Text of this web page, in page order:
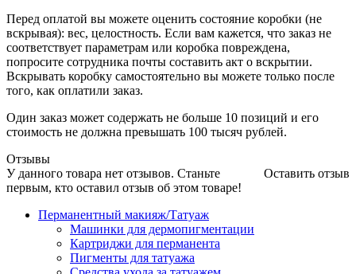
Перед оплатой вы можете оценить состояние коробки (не
вскрывая): вес, целостность. Если вам кажется, что заказ не
соответствует параметрам или коробка повреждена,
попросите сотрудника почты составить акт о вскрытии.
Вскрывать коробку самостоятельно вы можете только после
того, как оплатили заказ.
Один заказ может содержать не больше 10 позиций и его
стоимость не должна превышать 100 тысяч рублей.
Отзывы
Оставить отзыв
У данного товара нет отзывов. Станьте
первым, кто оставил отзыв об этом товаре!
Перманентный макияж/Татуаж
Машинки для дермопигментации
Картриджи для перманента
Пигменты для татуажа